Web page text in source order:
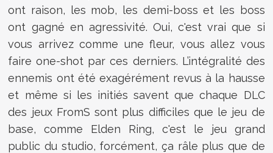
ont raison, les mob, les demi-boss et les boss
ont gagné en agressivité. Oui, c'est vrai que si
vous arrivez comme une fleur, vous allez vous
faire one-shot par ces derniers. L’intégralité des
ennemis ont été exagérément revus à la hausse
et même si les initiés savent que chaque DLC
des jeux FromS sont plus difficiles que le jeu de
base, comme Elden Ring, c'est le jeu grand
public du studio, forcément, ça râle plus que de